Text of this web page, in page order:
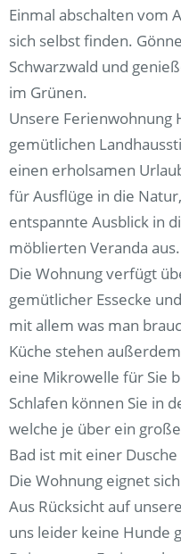
Einmal abschalten vom
sich selbst finden.
Schwarzwald und
im Grünen.
Unsere
gemütlichen
einen erholsamen
für Ausflüge in die
entspannte Ausblick in
möblierten Veranda aus.
Die Wohnung verfügt
gemütlicher Essecke
mit allem was man
Küche stehen
eine Mikrowelle für Sie
Schlafen können Sie in
welche je über ein
Bad ist mit einer
Die Wohnung eignet
Aus Rücksicht auf
uns leider keine Hunde